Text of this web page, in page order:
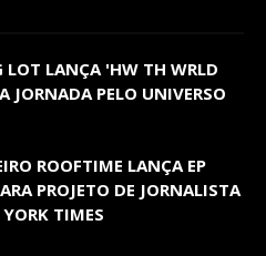
LOT LANÇA 'HW TH WRLD
JORNADA PELO UNIVERSO
ROOFTIME LANÇA EP
PROJETO DE JORNALISTA
TIMES